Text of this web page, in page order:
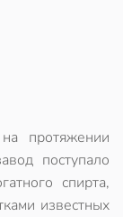
протяжении
поступало
спирта,
известных